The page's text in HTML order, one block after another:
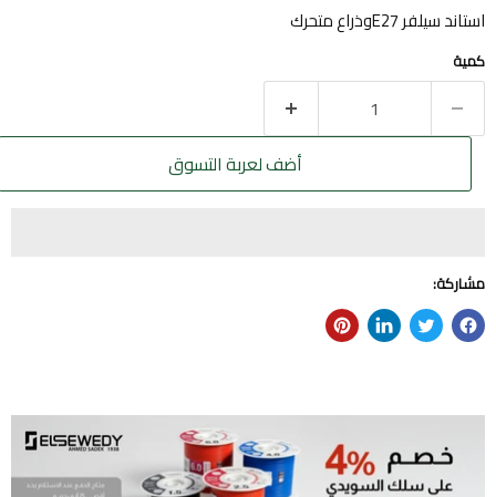
استاند سيلفر E27وذراع متحرك
كمية
أضف لعربة التسوق
مشاركة: